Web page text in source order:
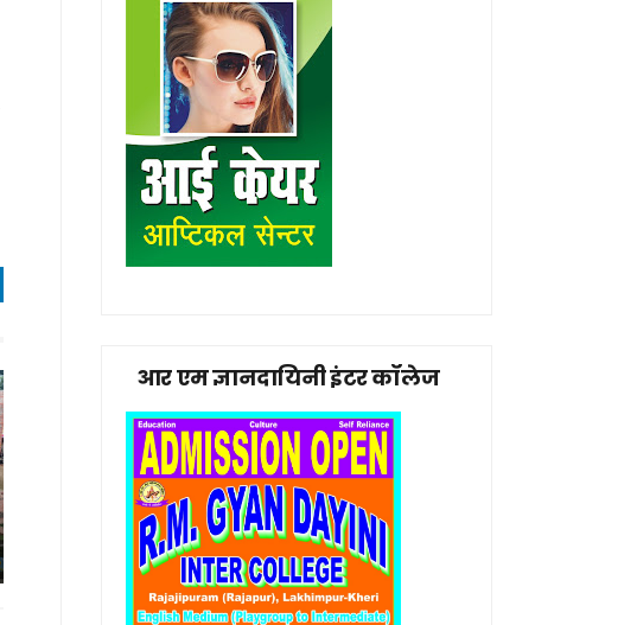
आर एम ज्ञानदायिनी इंटर कॉलेज